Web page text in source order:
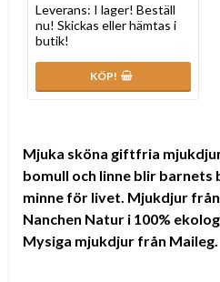
Leverans: I lager! Beställ
nu! Skickas eller hämtas i
butik!
KÖP!
Mjuka sköna giftfria
bomull och linne blir barnets
minne för livet. Mjukdjur
Nanchen Natur i 100%
Mysiga mjukdjur från Maileg.